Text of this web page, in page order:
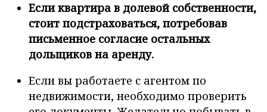
Если квартира в долевой собственности,
стоит подстраховаться, потребовав
письменное согласие остальных
дольщиков на аренду.
Если вы работаете с агентом по
недвижимости, необходимо проверить